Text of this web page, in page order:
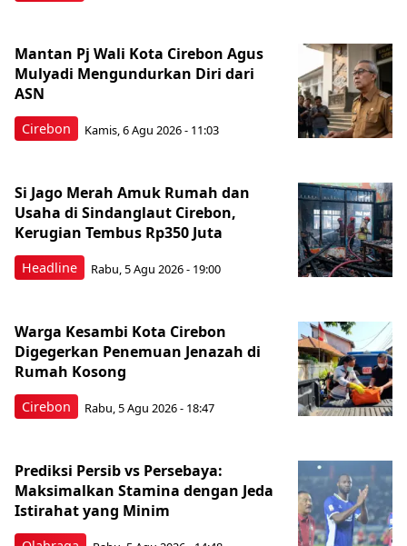
Cirebon
Mantan Pj Wali Kota Cirebon Agus
Mulyadi Mengundurkan Diri dari
ASN
Kamis, 6 Agu 2026 - 11:03
Headline
Si Jago Merah Amuk Rumah dan
Usaha di Sindanglaut Cirebon,
Kerugian Tembus Rp350 Juta
Rabu, 5 Agu 2026 - 19:00
Cirebon
Warga Kesambi Kota Cirebon
Digegerkan Penemuan Jenazah di
Rumah Kosong
Rabu, 5 Agu 2026 - 18:47
Prediksi Persib vs Persebaya:
Maksimalkan Stamina dengan Jeda
Istirahat yang Minim